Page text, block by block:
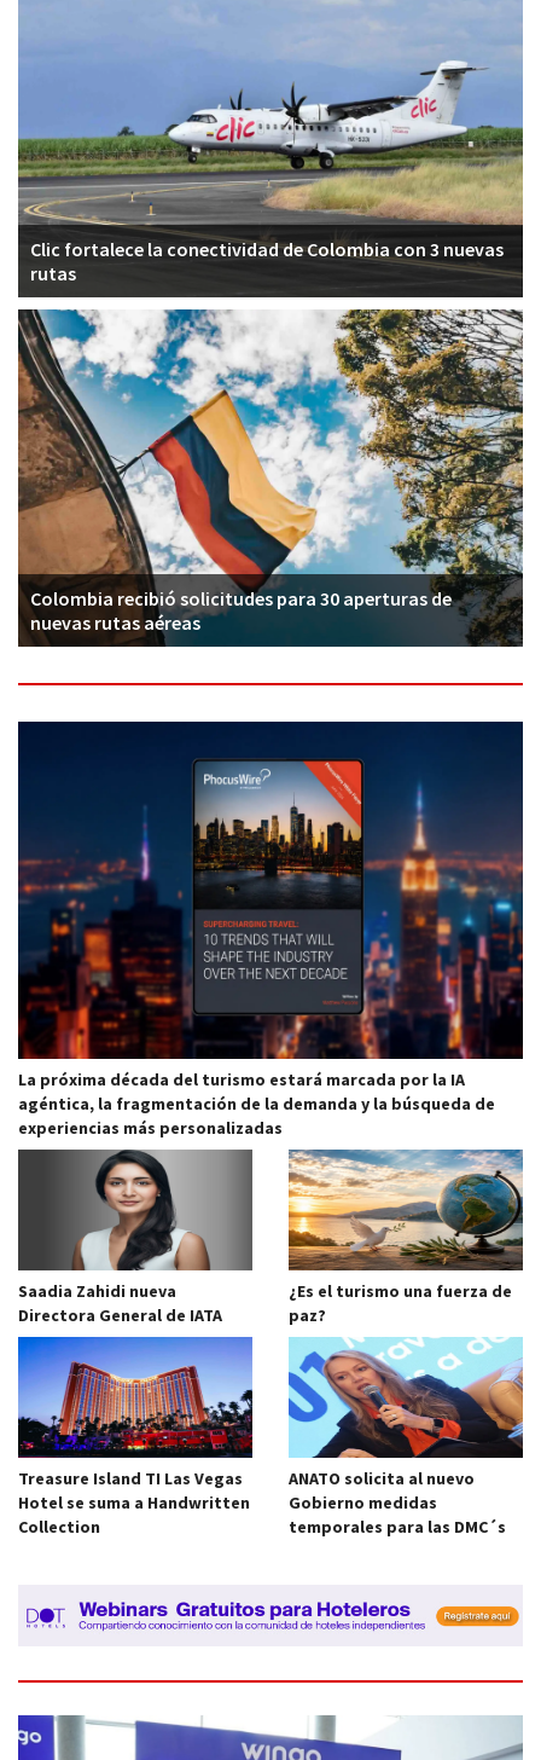
Clic fortalece la conectividad de Colombia con 3 nuevas
rutas
Colombia recibió solicitudes para 30 aperturas de
nuevas rutas aéreas
La próxima década del turismo estará marcada por la IA
agéntica, la fragmentación de la demanda y la búsqueda de
experiencias más personalizadas
Saadia Zahidi nueva
Directora General de IATA
¿Es el turismo una fuerza de
paz?
Treasure Island TI Las Vegas
Hotel se suma a Handwritten
Collection
ANATO solicita al nuevo
Gobierno medidas
temporales para las DMC´s